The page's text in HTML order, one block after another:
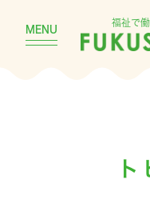
MENU
福祉で